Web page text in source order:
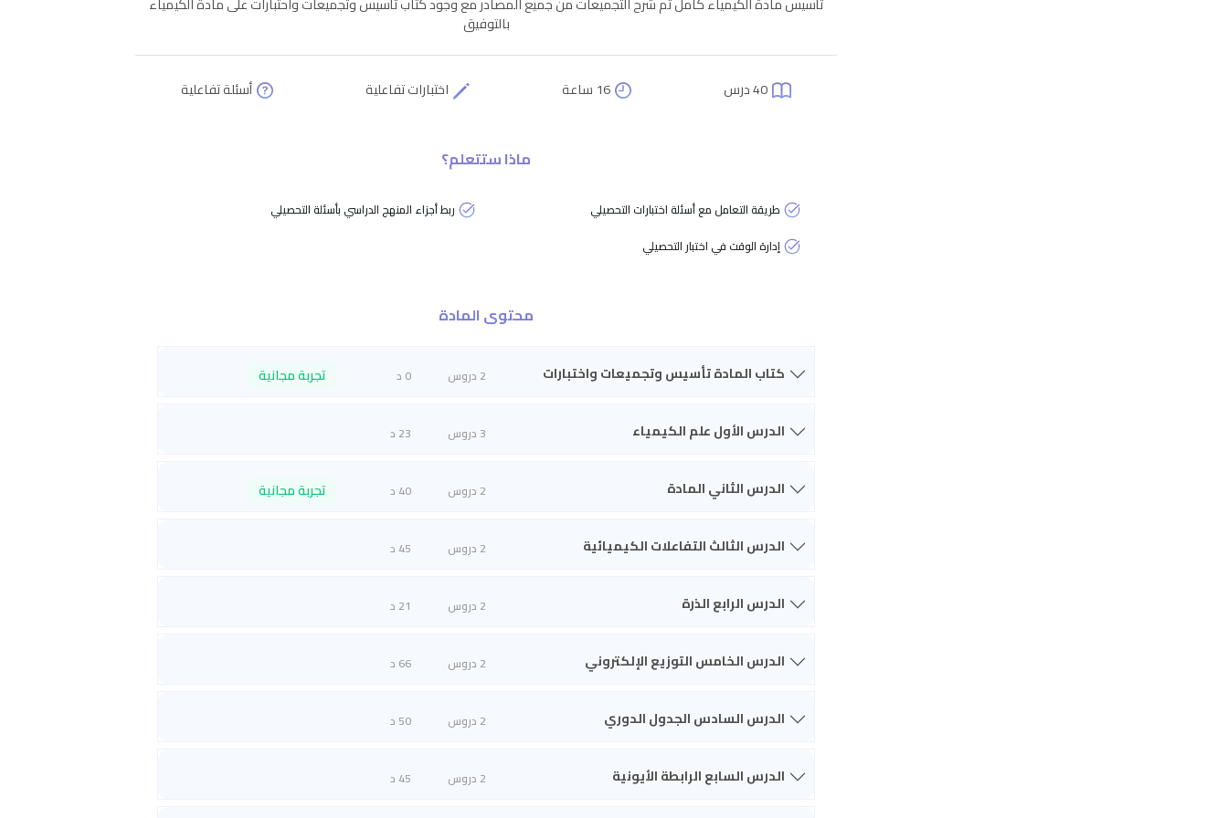
بالتوفيق
40 درس 16 ساعة اختبارات تفاعلية أسئلة تفاعلية
ماذا ستتعلم؟
طريقة التعامل مع أسئلة اختبارات التحصيلي
ربط أجزاء المنهج الدراسي بأسئلة التحصيلي
إدارة الوقت في اختبار التحصيلي
محتوى المادة
كتاب المادة تأسيس وتجميعات واختبارات 2 دروس 0 د تجربة مجانية
الدرس الأول علم الكيمياء 3 دروس 23 د
الدرس الثاني المادة 2 دروس 40 د تجربة مجانية
الدرس الثالث التفاعلات الكيميائية 2 دروس 45 د
الدرس الرابع الذرة 2 دروس 21 د
الدرس الخامس التوزيع الإلكتروني 2 دروس 66 د
الدرس السادس الجدول الدوري 2 دروس 50 د
الدرس السابع الرابطة الأيونية 2 دروس 45 د